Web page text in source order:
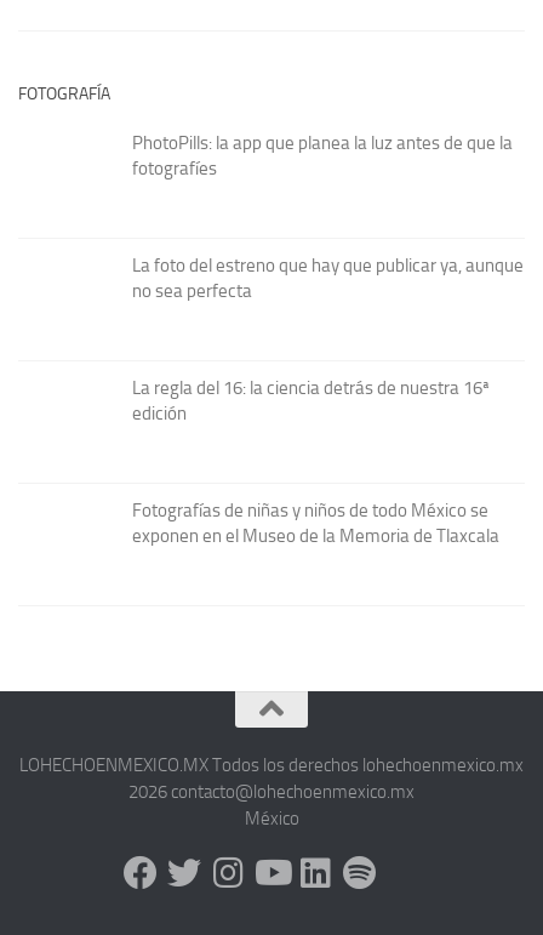
FOTOGRAFÍA
PhotoPills: la app que planea la luz antes de que la
fotografíes
La foto del estreno que hay que publicar ya, aunque
no sea perfecta
La regla del 16: la ciencia detrás de nuestra 16ª
edición
Fotografías de niñas y niños de todo México se
exponen en el Museo de la Memoria de Tlaxcala
LOHECHOENMEXICO.MX Todos los derechos lohechoenmexico.mx
2026 contacto@lohechoenmexico.mx
México